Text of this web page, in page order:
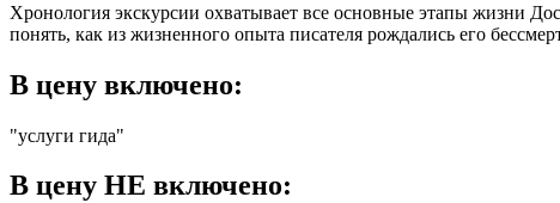
Хронология экскурсии охватывает все основные этапы жизни
понять, как из жизненного опыта писателя рождались его
В цену включено:
"услуги гида"
В цену НЕ включено: